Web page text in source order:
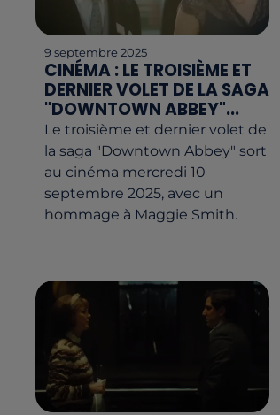
9 septembre 2025
CINÉMA : LE TROISIÈME ET
DERNIER VOLET DE LA SAGA
"DOWNTOWN ABBEY"...
Le troisième et dernier volet de
la saga "Downtown Abbey" sort
au cinéma mercredi 10
septembre 2025, avec un
hommage à Maggie Smith.